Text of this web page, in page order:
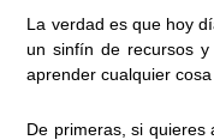
La verdad es que hoy
un sinfín de recursos y
aprender cualquier cosa
De primeras, si quieres